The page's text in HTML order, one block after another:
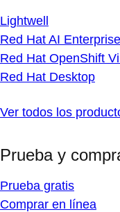
Lightwell
Red Hat AI Enterprise
Red Hat OpenShift
Red Hat Desktop
Ver todos los
Prueba y
Prueba gratis
Comprar en línea